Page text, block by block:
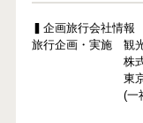
▍企画旅行会社情報
旅行企画・実施 観
株式会社 ゴ
東京都港区
(一社)日本